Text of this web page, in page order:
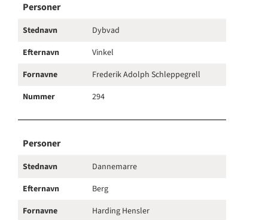
Personer
Stednavn
Dybvad
Efternavn
Vinkel
Fornavne
Frederik Adolph Schleppegrell
Nummer
294
Personer
Stednavn
Dannemarre
Efternavn
Berg
Fornavne
Harding Hensler